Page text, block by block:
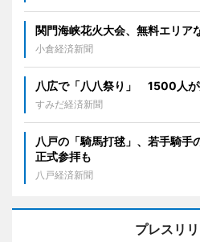
関門海峡花火大会、無料エリア
小倉経済新聞
八広で「八八祭り」 1500人が
すみだ経済新聞
八戸の「騎馬打毬」、若手騎
正式参拝も
八戸経済新聞
プレスリ